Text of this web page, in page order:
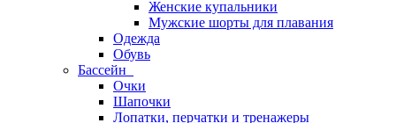
Женские купальники
Мужские шорты для плавания
Одежда
Обувь
Бассейн
Очки
Шапочки
Лопатки, перчатки и тренажеры